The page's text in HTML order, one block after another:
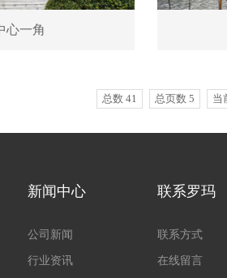
心一角
总数 41 总页数 5 当
新闻中心
公司新闻
行业资讯
联系罗玛
联系方式
在线留言